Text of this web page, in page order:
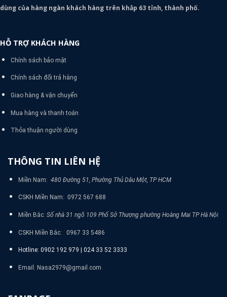
dùng của hàng ngàn khách hàng trên khắp 63 tỉnh, thành phố.
HỖ TRỢ KHÁCH HÀNG
Chính sách bảo mật
Chính sách đổi trả hàng
Giao hàng & vận chuyển
Mua hàng và thanh toán
Thỏa thuận người dùng
THÔNG TIN LIÊN HỆ
Miền Nam: 480 Đường 51, Phường Thủ Dâu Một, TP HCM
CSKH Miền Nam: 0972 567 688
Miền Bắc: Số nhà 31 ngõ 109 Phố Sở Thượng phường Hoàng Mai TP Hà Nội
CSKH Miền Bắc: 0967 33 5486
Hotline: 0902 192 979 | 024 33 52 3333
Email: Nasa2979@gmail.com